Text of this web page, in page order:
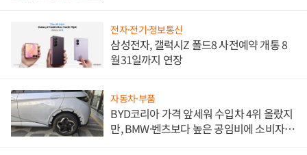
전자·전기·정보통신
삼성전자, 갤럭시Z 폴드8 사전예약 개통 8
월31일까지 연장
자동차·부품
BYD코리아 가격 앞세워 수입차 4위 올랐지
만, BMW·벤츠보다 높은 공임비에 소비자